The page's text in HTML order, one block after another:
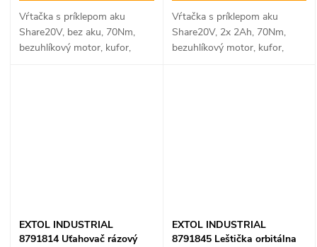
Vŕtačka s príklepom aku
Share20V, bez aku, 70Nm,
bezuhlíkový motor, kufor,
Vŕtačka s príklepom aku
Share20V, 2x 2Ah, 70Nm,
bezuhlíkový motor, kufor,
EXTOL INDUSTRIAL
8791814 Uťahovač rázový
EXTOL INDUSTRIAL
8791845 Leštička orbitálna